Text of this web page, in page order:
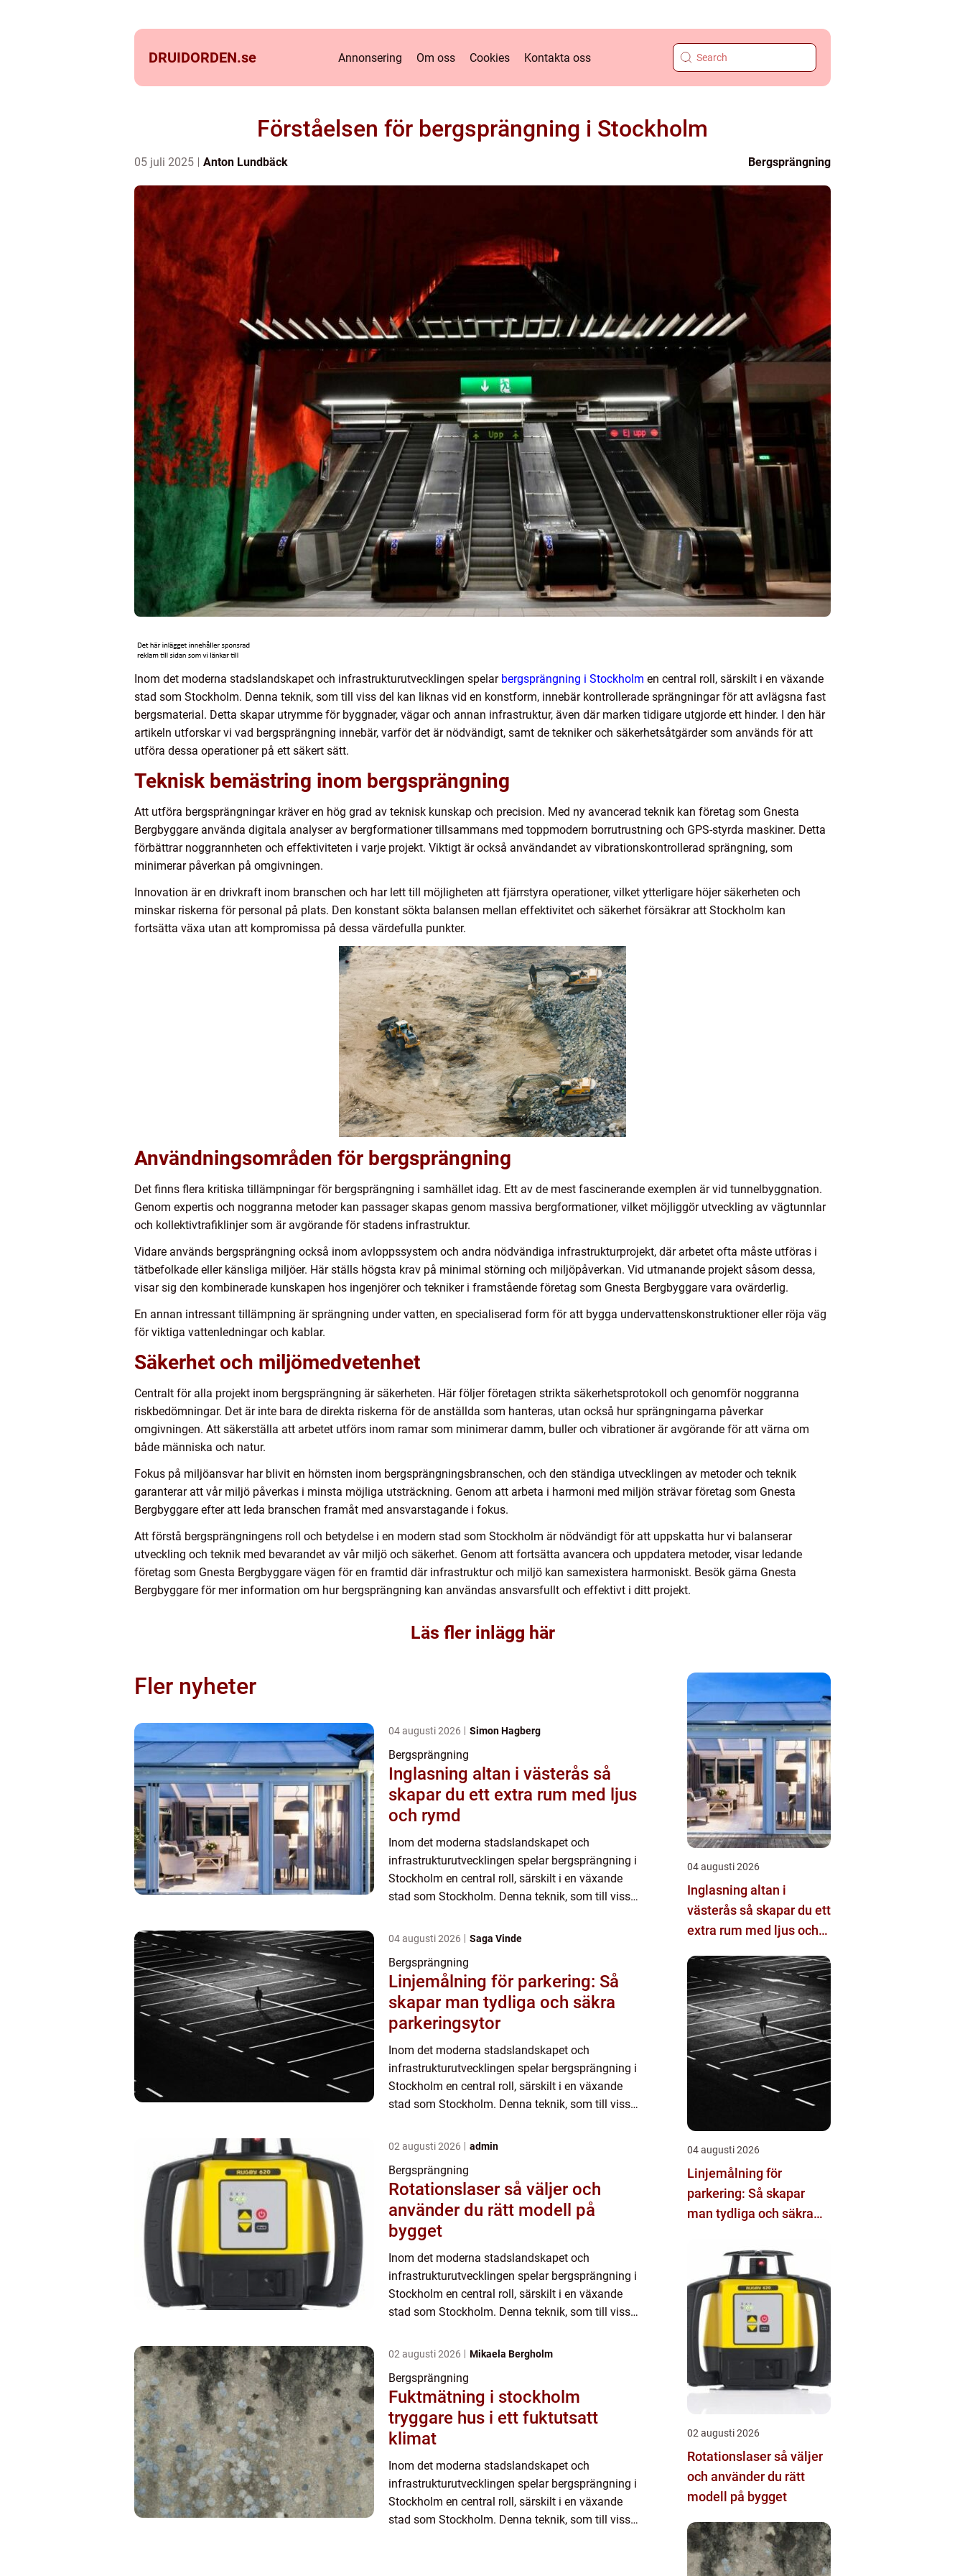
DRUIDORDEN.se Annonsering Om oss Cookies Kontakta oss
Förståelsen för bergsprängning i Stockholm
05 juli 2025 Anton Lundbäck Bergsprängning
Inom det moderna stadslandskapet och infrastrukturutvecklingen spelar bergsprängning i Stockholm en central roll, särskilt i en växande
stad som Stockholm. Denna teknik, som till viss del kan liknas vid en konstform, innebär kontrollerade sprängningar för att avlägsna fast
bergsmaterial. Detta skapar utrymme för byggnader, vägar och annan infrastruktur, även där marken tidigare utgjorde ett hinder. I den här
artikeln utforskar vi vad bergsprängning innebär, varför det är nödvändigt, samt de tekniker och säkerhetsåtgärder som används för att
utföra dessa operationer på ett säkert sätt.
Teknisk bemästring inom bergsprängning
Att utföra bergsprängningar kräver en hög grad av teknisk kunskap och precision. Med ny avancerad teknik kan företag som Gnesta
Bergbyggare använda digitala analyser av bergformationer tillsammans med toppmodern borrutrustning och GPS-styrda maskiner. Detta
förbättrar noggrannheten och effektiviteten i varje projekt. Viktigt är också användandet av vibrationskontrollerad sprängning, som
minimerar påverkan på omgivningen.
Innovation är en drivkraft inom branschen och har lett till möjligheten att fjärrstyra operationer, vilket ytterligare höjer säkerheten och
minskar riskerna för personal på plats. Den konstant sökta balansen mellan effektivitet och säkerhet försäkrar att Stockholm kan
fortsätta växa utan att kompromissa på dessa värdefulla punkter.
Användningsområden för bergsprängning
Det finns flera kritiska tillämpningar för bergsprängning i samhället idag. Ett av de mest fascinerande exemplen är vid tunnelbyggnation.
Genom expertis och noggranna metoder kan passager skapas genom massiva bergformationer, vilket möjliggör utveckling av vägtunnlar
och kollektivtrafiklinjer som är avgörande för stadens infrastruktur.
Vidare används bergsprängning också inom avloppssystem och andra nödvändiga infrastrukturprojekt, där arbetet ofta måste utföras i
tätbefolkade eller känsliga miljöer. Här ställs högsta krav på minimal störning och miljöpåverkan. Vid utmanande projekt såsom dessa,
visar sig den kombinerade kunskapen hos ingenjörer och tekniker i framstående företag som Gnesta Bergbyggare vara ovärderlig.
En annan intressant tillämpning är sprängning under vatten, en specialiserad form för att bygga undervattenskonstruktioner eller röja väg
för viktiga vattenledningar och kablar.
Säkerhet och miljömedvetenhet
Centralt för alla projekt inom bergsprängning är säkerheten. Här följer företagen strikta säkerhetsprotokoll och genomför noggranna
riskbedömningar. Det är inte bara de direkta riskerna för de anställda som hanteras, utan också hur sprängningarna påverkar
omgivningen. Att säkerställa att arbetet utförs inom ramar som minimerar damm, buller och vibrationer är avgörande för att värna om
både människa och natur.
Fokus på miljöansvar har blivit en hörnsten inom bergsprängningsbranschen, och den ständiga utvecklingen av metoder och teknik
garanterar att vår miljö påverkas i minsta möjliga utsträckning. Genom att arbeta i harmoni med miljön strävar företag som Gnesta
Bergbyggare efter att leda branschen framåt med ansvarstagande i fokus.
Att förstå bergsprängningens roll och betydelse i en modern stad som Stockholm är nödvändigt för att uppskatta hur vi balanserar
utveckling och teknik med bevarandet av vår miljö och säkerhet. Genom att fortsätta avancera och uppdatera metoder, visar ledande
företag som Gnesta Bergbyggare vägen för en framtid där infrastruktur och miljö kan samexistera harmoniskt. Besök gärna Gnesta
Bergbyggare för mer information om hur bergsprängning kan användas ansvarsfullt och effektivt i ditt projekt.
Läs fler inlägg här
Fler nyheter
04 augusti 2026 Simon Hagberg
Bergsprängning
Inglasning altan i västerås så
skapar du ett extra rum med ljus
och rymd
Inom det moderna stadslandskapet och
infrastrukturutvecklingen spelar bergsprängning i
Stockholm en central roll, särskilt i en växande
stad som Stockholm. Denna teknik, som till viss
04 augusti 2026 Saga Vinde
Bergsprängning
Linjemålning för parkering: Så
skapar man tydliga och säkra
parkeringsytor
Inom det moderna stadslandskapet och
infrastrukturutvecklingen spelar bergsprängning i
Stockholm en central roll, särskilt i en växande
stad som Stockholm. Denna teknik, som till viss
02 augusti 2026 admin
Bergsprängning
Rotationslaser så väljer och
använder du rätt modell på
bygget
Inom det moderna stadslandskapet och
infrastrukturutvecklingen spelar bergsprängning i
Stockholm en central roll, särskilt i en växande
stad som Stockholm. Denna teknik, som till viss
02 augusti 2026 Mikaela Bergholm
Bergsprängning
Fuktmätning i stockholm
tryggare hus i ett fuktutsatt
klimat
Inom det moderna stadslandskapet och
infrastrukturutvecklingen spelar bergsprängning i
Stockholm en central roll, särskilt i en växande
stad som Stockholm. Denna teknik, som till viss
04 augusti 2026
Inglasning altan i
västerås så skapar du ett
extra rum med ljus och
04 augusti 2026
Linjemålning för
parkering: Så skapar
man tydliga och säkra
02 augusti 2026
Rotationslaser så väljer
och använder du rätt
modell på bygget